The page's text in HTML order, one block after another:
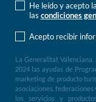
He leído y acepto la
las condiciones
Acepto recibir
La Generalitat Valenciana,
2024 las ayudas de
marketing de producto
asociaciones,
los servicios y